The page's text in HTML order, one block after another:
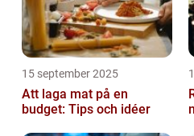
15 september 2025
Att laga mat på en
budget: Tips och idéer